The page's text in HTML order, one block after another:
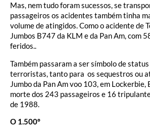
Mas, nem tudo foram sucessos, se
passageiros os acidentes também tinha
volume de atingidos. Como o acidente de
Jumbos B747 da KLM e da Pan Am, com
feridos..
Também passaram a ser símbolo de
terroristas, tanto para os sequestros ou
Jumbo da Pan Am voo 103, em Lockerbie,
morte dos 243 passageiros e 16
de 1988.
O 1.500º